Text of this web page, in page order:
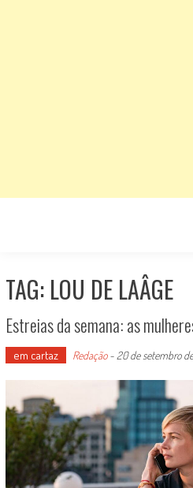
TAG: LOU DE LAÂGE
Estreias da semana: as
em cartaz Redação- 20 de setembro